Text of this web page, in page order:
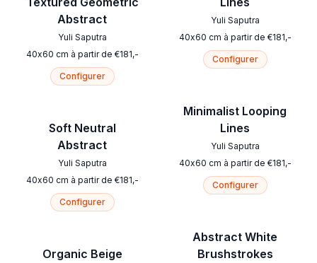
Abstract
Yuli Saputra
40x60 cm à partir de €181,-
Configurer
Soft Neutral
Abstract
Yuli Saputra
40x60 cm à partir de €181,-
Configurer
Organic Beige
Yuli Saputra
40x60 cm à partir de €181,-
Configurer
Minimalist Looping
Lines
Yuli Saputra
40x60 cm à partir de €181,-
Configurer
Abstract White
Brushstrokes